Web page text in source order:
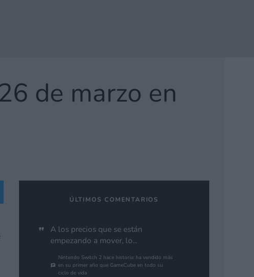
de marzo en
ÚLTIMOS COMENTARIOS
A los precios que se están
empezando a mover, lo...
Nintendo Switch 2 hace historia: ha vendido más
en su primer año que GameCube en todo su
ciclo de vida